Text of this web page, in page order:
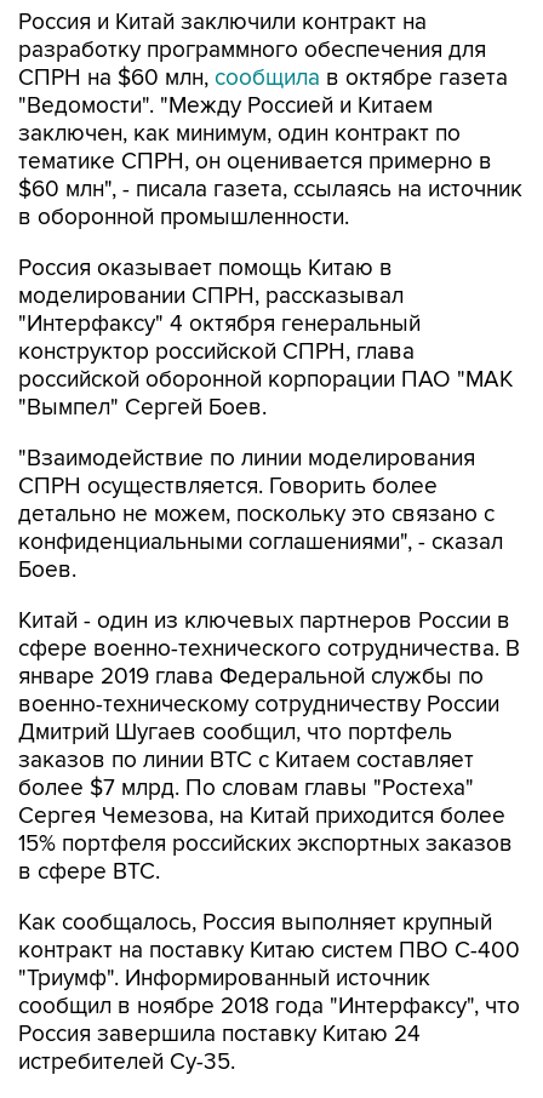
Россия и Китай заключили контракт на
разработку программного обеспечения для
СПРН на $60 млн, сообщила в октябре газета
"Ведомости". "Между Россией и Китаем
заключен, как минимум, один контракт по
тематике СПРН, он оценивается примерно в
$60 млн", - писала газета, ссылаясь на источник
в оборонной промышленности.
Россия оказывает помощь Китаю в
моделировании СПРН, рассказывал
"Интерфаксу" 4 октября генеральный
конструктор российской СПРН, глава
российской оборонной корпорации ПАО "МАК
"Вымпел" Сергей Боев.
"Взаимодействие по линии моделирования
СПРН осуществляется. Говорить более
детально не можем, поскольку это связано с
конфиденциальными соглашениями", - сказал
Боев.
Китай - один из ключевых партнеров России в
сфере военно-технического сотрудничества. В
январе 2019 глава Федеральной службы по
военно-техническому сотрудничеству России
Дмитрий Шугаев сообщил, что портфель
заказов по линии ВТС с Китаем составляет
более $7 млрд. По словам главы "Ростеха"
Сергея Чемезова, на Китай приходится более
15% портфеля российских экспортных заказов
в сфере ВТС.
Как сообщалось, Россия выполняет крупный
контракт на поставку Китаю систем ПВО С-400
"Триумф". Информированный источник
сообщил в ноябре 2018 года "Интерфаксу", что
Россия завершила поставку Китаю 24
истребителей Су-35.